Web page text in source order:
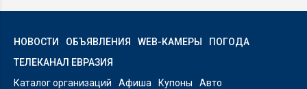
НОВОСТИ ОБЪЯВЛЕНИЯ WEB-КАМЕРЫ
ПОГОДА
ТЕЛЕКАНАЛ ЕВРАЗИЯ
Каталог организаций
Афиша Купоны
Авто